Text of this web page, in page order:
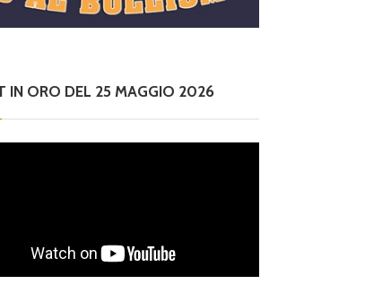
IN ORO DEL 25 MAGGIO 2026